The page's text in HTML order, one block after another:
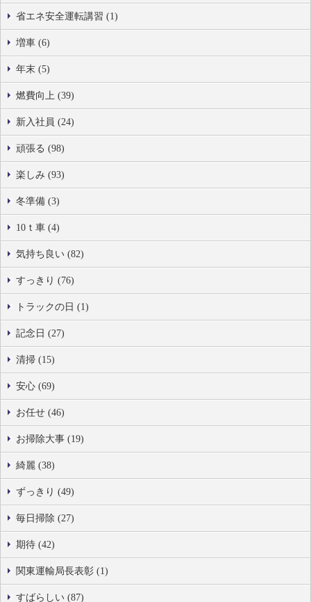
省エネ安全運転講習 (1)
増車 (6)
年末 (5)
燃費向上 (39)
新入社員 (24)
頑張る (98)
楽しみ (93)
冬準備 (3)
10ｔ車 (4)
気持ち良い (82)
すっきり (76)
トラックの日 (1)
記念日 (27)
清掃 (15)
安心 (69)
お任せ (46)
お掃除大事 (19)
綺麗 (38)
ずっきり (49)
毎日掃除 (27)
期待 (42)
関東運輸局長表彰 (1)
すばらしい (87)